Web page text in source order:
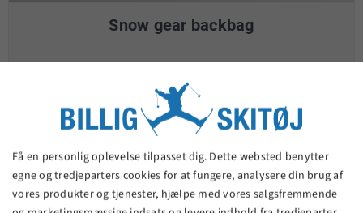
Snow gear backbag
239,00 kr.
VIS PRODUKT
Få en personlig oplevelse tilpasset dig. Dette websted benytter
egne og tredjeparters cookies for at fungere, analysere din brug af
vores produkter og tjenester, hjælpe med vores salgsfremmende